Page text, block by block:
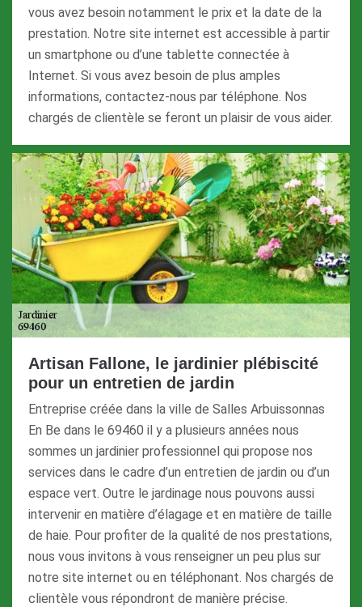
vous avez besoin notamment le prix et la date de la
prestation. Notre site internet est accessible à partir
un smartphone ou d’une tablette connectée à
Internet. Si vous avez besoin de plus amples
informations, contactez-nous par téléphone. Nos
chargés de clientèle se feront un plaisir de vous aider.
Artisan Fallone, le jardinier plébiscité
pour un entretien de jardin
Entreprise créée dans la ville de Salles Arbuissonnas
En Be dans le 69460 il y a plusieurs années nous
sommes un jardinier professionnel qui propose nos
services dans le cadre d’un entretien de jardin ou d’un
espace vert. Outre le jardinage nous pouvons aussi
intervenir en matière d’élagage et en matière de taille
de haie. Pour profiter de la qualité de nos prestations,
nous vous invitons à vous renseigner un peu plus sur
notre site internet ou en téléphonant. Nos chargés de
clientèle vous répondront de manière précise.